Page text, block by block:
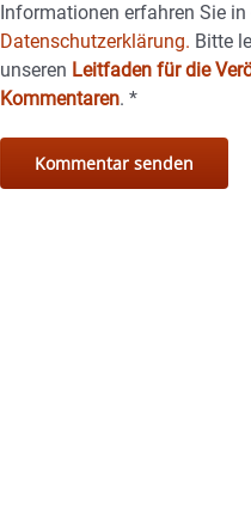
Informationen erfahren Sie in
Datenschutzerklärung. Bitte
unseren Leitfaden für die
Kommentaren.*